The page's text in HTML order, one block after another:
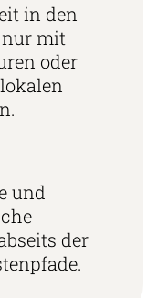
in den
nur mit
oder
und
der